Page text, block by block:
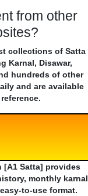
from other
collections of Satta
Karnal, Disawar,
hundreds of other
and are available
[A1 Satta] provides
monthly karnal
to-use format.